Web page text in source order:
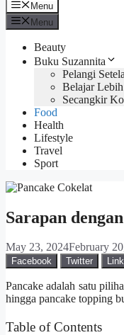
Menu
Menu
Beauty
Buku Suzannita
Pelangi
Belajar
Secangkir
Food
Health
Lifestyle
Travel
Sport
Sarapan
May 23, 2024February
Facebook Twitter
Pancake adalah satu
hingga pancake topping
Table of Contents